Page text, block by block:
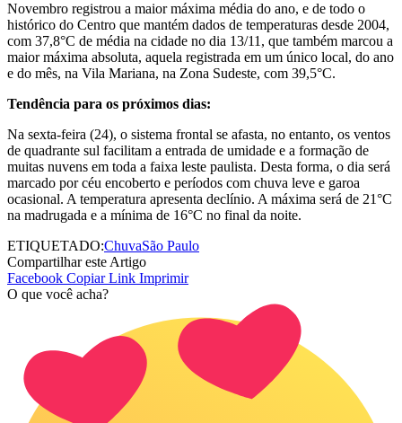
Novembro registrou a maior máxima média do ano, e de todo o
histórico do Centro que mantém dados de temperaturas desde 2004,
com 37,8°C de média na cidade no dia 13/11, que também marcou a
maior máxima absoluta, aquela registrada em um único local, do ano
e do mês, na Vila Mariana, na Zona Sudeste, com 39,5°C.
Tendência para os próximos dias:
Na sexta-feira (24), o sistema frontal se afasta, no entanto, os ventos
de quadrante sul facilitam a entrada de umidade e a formação de
muitas nuvens em toda a faixa leste paulista. Desta forma, o dia será
marcado por céu encoberto e períodos com chuva leve e garoa
ocasional. A temperatura apresenta declínio. A máxima será de 21°C
na madrugada e a mínima de 16°C no final da noite.
ETIQUETADO:ChuvaSão Paulo
Compartilhar este Artigo
Facebook Copiar Link Imprimir
O que você acha?